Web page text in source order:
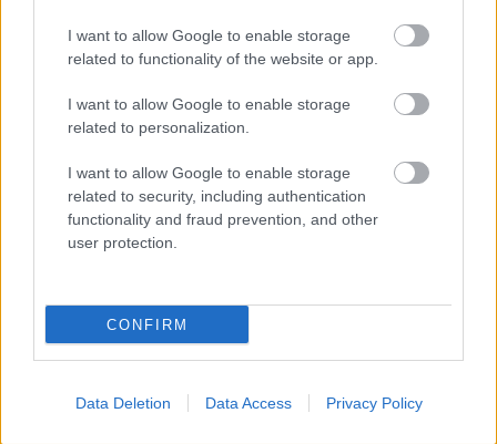
I want to allow Google to enable storage
related to functionality of the website or app.
I want to allow Google to enable storage
related to personalization.
I want to allow Google to enable storage
related to security, including authentication
functionality and fraud prevention, and other
user protection.
CONFIRM
Data Deletion Data Access Privacy Policy
Kristiansand lørdagens mellomdistanse mot
resten av eliten.
Meld deg på vårt nyhetsbrev